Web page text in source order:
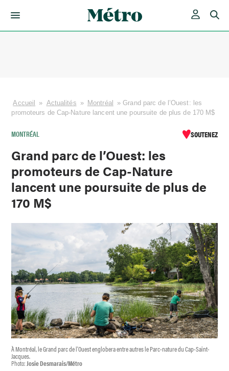
Accueil » Actualités » Montréal »Grand parc de l’Ouest: les
promoteurs de Cap-Nature lancent une poursuite de plus de 170 M$
MONTRÉAL SOUTENEZ
Grand parc de l’Ouest: les
promoteurs de Cap-Nature
lancent une poursuite de plus de
170 M$
À Montréal, le Grand parc de l'Ouest englobera entre autres le Parc-nature du Cap-Saint-
Jacques.
Photo:Josie Desmarais/Métro